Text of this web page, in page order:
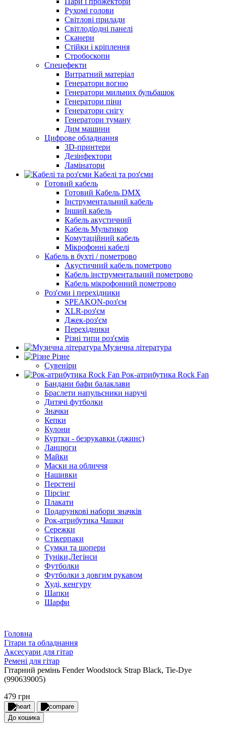
Рухомі голови
Світлові прилади
Світлодіодні панелі
Сканери
Стійки і кріплення
Стробоскопи
Спецефекти
Витратний матеріал
Генератори вогню
Генератори мильних бульбашок
Генератори піни
Генератори снігу
Генератори туману
Дим машини
Цифрове обладнання
3D-принтери
Дезінфектори
Ламінатори
Кабелі та роз'єми
Готовий кабель
Готовий Кабель DMX
Інструментальний кабель
Інший кабель
Кабель акустичний
Кабель Мультикор
Комутаційний кабель
Мікрофонні кабелі
Кабель в бухті / пометрово
Акустичний кабель пометрово
Кабель інструментальний пометрово
Кабель мікрофонний пометрово
Роз'єми і перехідники
SPEAKON-роз'єм
XLR-роз'єм
Джек-роз'єм
Перехідники
Різні типи роз'ємів
Музична література
Різне
Сувеніри
Рок-атрибутика Rock Fan
Бандани бафи балаклави
Браслети напульсники наручі
Дитячі футболки
Значки
Кепки
Кулони
Куртки - безрукавки (джинс)
Ланцюги
Майки
Маски на обличчя
Нашивки
Перстені
Пірсінг
Плакати
Подарункові набори значків
Рок-атрибутика Чашки
Сережки
Стікерпаки
Сумки та шопери
Туніки,Легінси
Футболки
Футболки з довгим рукавом
Худі, кенгуру
Шапки
Шарфи
Головна
Гітари та обладнання
Аксесуари для гітар
Ремені для гітар
Гітарний ремінь Fender Woodstock Strap Black, Tie-Dye
(990639005)
479 грн
До кошика